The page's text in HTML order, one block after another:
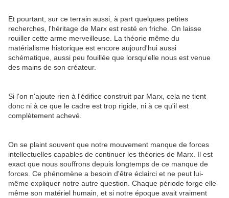
Et pourtant, sur ce terrain aussi, à part quelques petites
recherches, l'héritage de Marx est resté en friche. On laisse
rouiller cette arme merveilleuse. La théorie même du
matérialisme historique est encore aujourd'hui aussi
schématique, aussi peu fouillée que lorsqu'elle nous est venue
des mains de son créateur.
Si l'on n'ajoute rien à l'édifice construit par Marx, cela ne tient
donc ni à ce que le cadre est trop rigide, ni à ce qu'il est
complètement achevé.
On se plaint souvent que notre mouvement manque de forces
intellectuelles capables de continuer les théories de Marx. Il est
exact que nous souffrons depuis longtemps de ce manque de
forces. Ce phénomène a besoin d'être éclairci et ne peut lui-
même expliquer notre autre question. Chaque période forge elle-
même son matériel humain, et si notre époque avait vraiment